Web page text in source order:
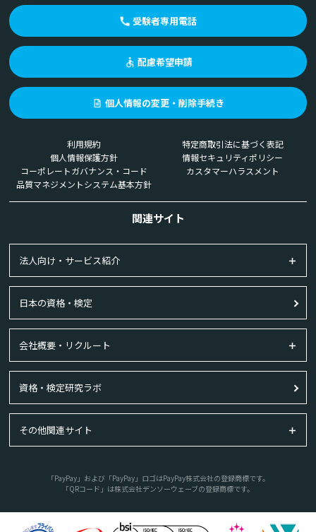
受験者専用電話
配慮希望申請
個人情報の変更・削除手続き
利用規約
特定商取引法に基づく表記
個人情報保護方針
情報セキュリティポリシー
コーポレートガバナンス・コード
カスタマーハラスメント
品質マネジメントシステム基本方針
関連サイト
法人向け・サービス紹介
日本の資格・検定
会社概要・リクルート
資格・検定研究ラボ
その他関連サイト
「PayPay」および「PayPay」ロゴはPayPay株式会社の登録商標です。
「QRコード」は株式会社デンソーウェーブの登録商標です。